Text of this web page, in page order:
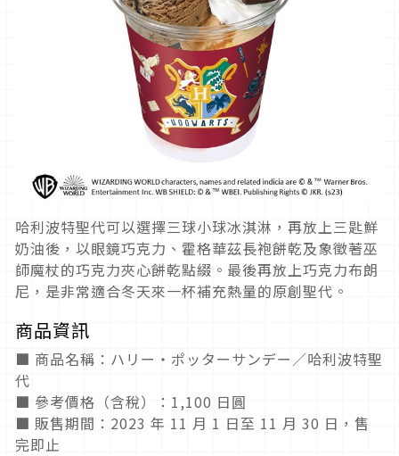
哈利波特聖代可以選擇三球小球冰淇淋，再放上三匙鮮
奶油後，以眼鏡巧克力、霍格華茲長袍餅乾及象徵著巫
師魔杖的巧克力夾心餅乾點綴。最後再放上巧克力布朗
尼，是非常適合冬天來一杯補充熱量的原創聖代。
商品資訊
■ 商品名稱：ハリー・ポッターサンデー／哈利波特聖
代
■ 參考價格（含稅）：1,100 日圓
■ 販售期間：2023 年 11 月 1 日至 11 月 30 日，售
完即止